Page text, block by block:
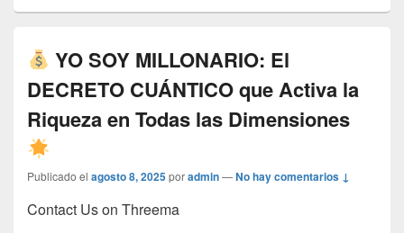
YO SOY MILLONARIO: El
DECRETO CUÁNTICO que Activa la
Riqueza en Todas las Dimensiones
Publicado el agosto 8, 2025poradmin—No hay comentarios ↓
Contact Us on Threema